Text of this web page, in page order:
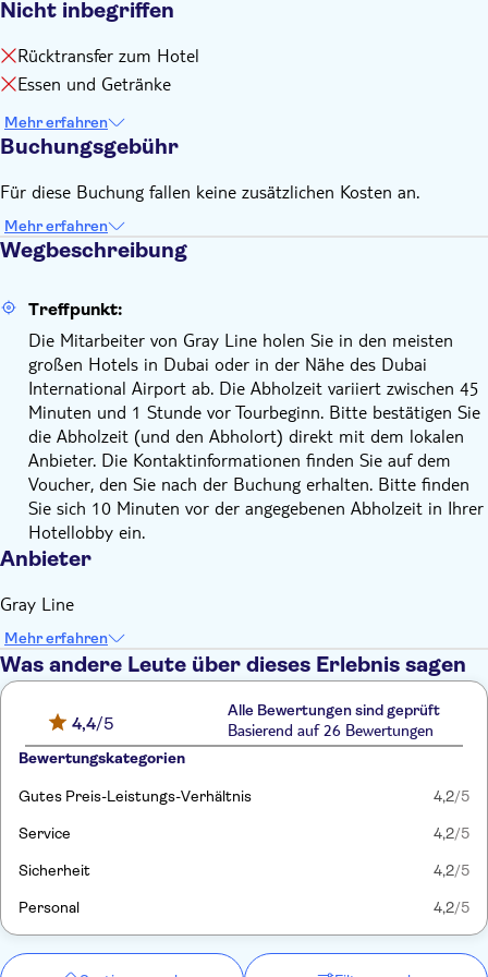
Nicht inbegriffen
Rücktransfer zum Hotel
Essen und Getränke
Mehr erfahren
Buchungsgebühr
Für diese Buchung fallen keine zusätzlichen Kosten an.
Mehr erfahren
Wegbeschreibung
Treffpunkt:
Die Mitarbeiter von Gray Line holen Sie in den meisten
großen Hotels in Dubai oder in der Nähe des Dubai
International Airport ab. Die Abholzeit variiert zwischen 45
Minuten und 1 Stunde vor Tourbeginn. Bitte bestätigen Sie
die Abholzeit (und den Abholort) direkt mit dem lokalen
Anbieter. Die Kontaktinformationen finden Sie auf dem
Voucher, den Sie nach der Buchung erhalten. Bitte finden
Sie sich 10 Minuten vor der angegebenen Abholzeit in Ihrer
Hotellobby ein.
Anbieter
Gray Line
Mehr erfahren
Was andere Leute über dieses Erlebnis sagen
4,4/5
Alle Bewertungen sind geprüft
Basierend auf 26 Bewertungen
Bewertungskategorien
Gutes Preis-Leistungs-Verhältnis 4,2/5
Service 4,2/5
Sicherheit 4,2/5
Personal 4,2/5